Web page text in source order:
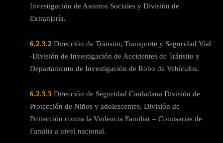
Investigación de Asuntos Sociales y División de
Extranjería.
6.2.3.2 Dirección de Tránsito, Transporte y Seguridad Vial
-División de Investigación de Accidentes de Tránsito y
Departamento de Investigación de Robo de Vehículos.
6.2.3.3 Dirección de Seguridad Ciudadana División de
Protección de Niños y adolescentes, División de
Protección contra la Violencia Familiar – Comisarias de
Familia a nivel nacional.